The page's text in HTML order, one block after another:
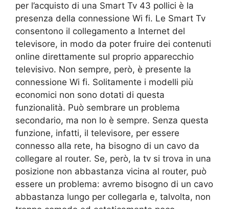
per l’acquisto di una Smart Tv 43 pollici è la
presenza della connessione Wi fi. Le Smart Tv
consentono il collegamento a Internet del
televisore, in modo da poter fruire dei contenuti
online direttamente sul proprio apparecchio
televisivo. Non sempre, però, è presente la
connessione Wi fi. Solitamente i modelli più
economici non sono dotati di questa
funzionalità. Può sembrare un problema
secondario, ma non lo è sempre. Senza questa
funzione, infatti, il televisore, per essere
connesso alla rete, ha bisogno di un cavo da
collegare al router. Se, però, la tv si trova in una
posizione non abbastanza vicina al router, può
essere un problema: avremo bisogno di un cavo
abbastanza lungo per collegarla e, talvolta, non